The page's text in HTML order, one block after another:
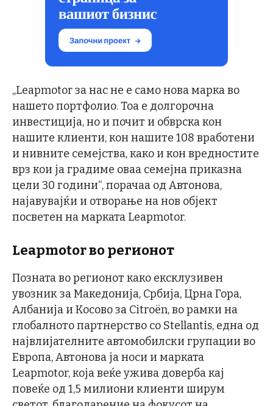
„Leapmotor за нас не е само нова марка во
нашето портфолио. Тоа е долгорочна
инвестиција, но и почит и обврска кон
нашите клиенти, кон нашите 108 вработени
и нивните семејства, како и кон вредностите
врз кои ја градиме оваа семејна приказна
цели 30 години“, порачаа од Автонова,
најавувајќи и отворање на нов објект
посветен на марката Leapmotor.
Leapmotor во регионот
Позната во регионот како ексклузивен
увозник за Македонија, Србија, Црна Гора,
Албанија и Косово за Citroën, во рамки на
глобалното партнерство со Stellantis, една од
највлијателните автомобилски групации во
Европа, Автонова ја носи и марката
Leapmotor, која веќе ужива доверба кај
повеќе од 1,5 милиони клиенти ширум